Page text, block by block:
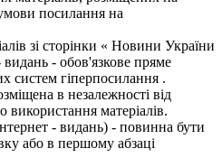
умови посилання на
зі сторінки « Новини України
видань - обов'язкове пряме
систем гіперпосилання .
в незалежності від
використання матеріалів.
- видань) - повинна бути
або в першому абзаці